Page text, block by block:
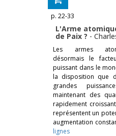
p. 22-33
L'Arme
de Paix ? -
Les armes
désormais le
puissant dans le
la disposition que
grandes
maintenant des
rapidement
représentent un
augmentation
lignes